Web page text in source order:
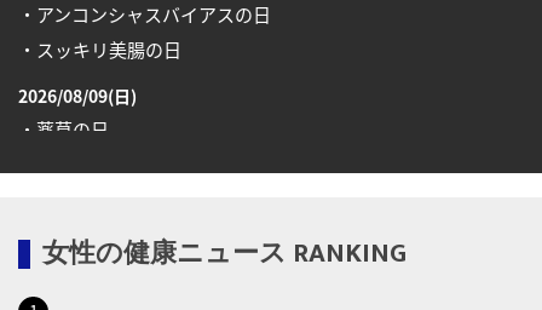
・アンコンシャスバイアスの日
・スッキリ美腸の日
2026/08/09(日)
・薬草の日
2026/08/10(月)
・糖化の日
2026/08/12(水)
女性の健康ニュース RANKING